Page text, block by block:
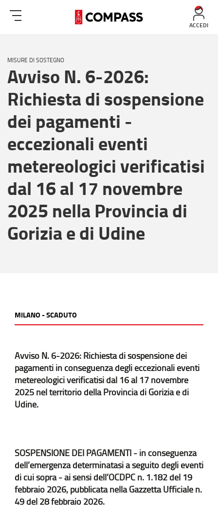
ACCEDI
MISURE DI SOSTEGNO
Avviso N. 6-2026:
Richiesta di sospensione
dei pagamenti -
eccezionali eventi
metereologici verificatisi
dal 16 al 17 novembre
2025 nella Provincia di
Gorizia e di Udine
MILANO - SCADUTO
Avviso N. 6-2026: Richiesta di sospensione dei
pagamenti in conseguenza degli eccezionali eventi
metereologici verificatisi dal 16 al 17 novembre
2025 nel territorio della Provincia di Gorizia e di
Udine.
SOSPENSIONE DEI PAGAMENTI - in conseguenza
dell’emergenza determinatasi a seguito degli eventi
di cui sopra - ai sensi dell’OCDPC n. 1.182 del 19
febbraio 2026, pubblicata nella Gazzetta Ufficiale n.
49 del 28 febbraio 2026.